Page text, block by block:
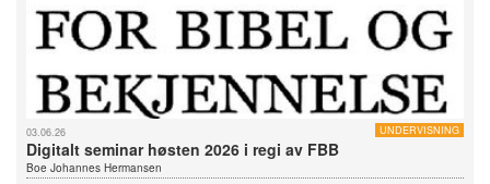
03.06.26 UNDERVISNING
Digitalt seminar høsten 2026 i regi av FBB
Boe Johannes Hermansen